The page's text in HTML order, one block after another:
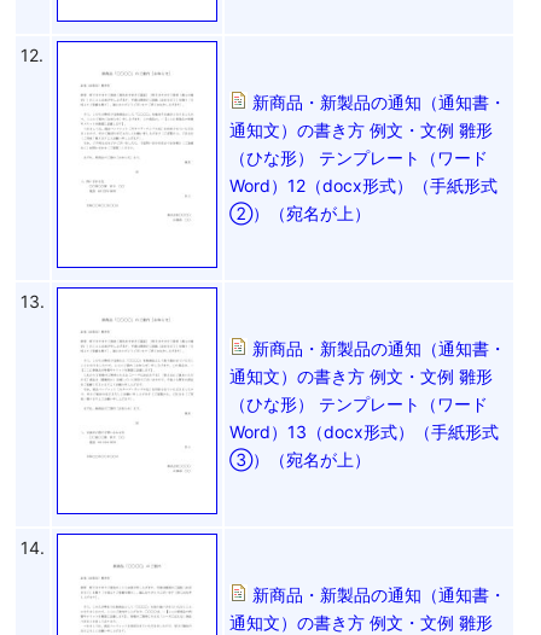
12.
新商品・新製品の通知（通知書・
通知文）の書き方 例文・文例 雛形
（ひな形） テンプレート（ワード
Word）12（docx形式）（手紙形式
②）（宛名が上）
13.
新商品・新製品の通知（通知書・
通知文）の書き方 例文・文例 雛形
（ひな形） テンプレート（ワード
Word）13（docx形式）（手紙形式
③）（宛名が上）
14.
新商品・新製品の通知（通知書・
通知文）の書き方 例文・文例 雛形